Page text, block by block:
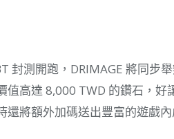
封測開跑，DRIMAGE 將同步
值高達 8,000 TWD 的鑽石，
還將額外加碼送出豐富的遊戲內